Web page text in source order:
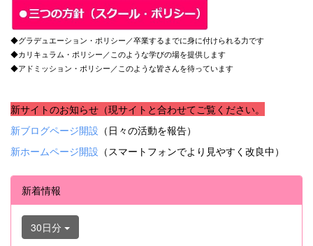
◆グラデュエーション・ポリシー／卒業するまでに身に付けられる力です
◆カリキュラム・ポリシー／このような学びの場を提供します
◆アドミッション・ポリシー／このような皆さんを待っています
新サイトのお知らせ（現サイトと合わせてご覧ください。
新ブログページ開設 （日々の活動を報告）
新ホームページ開設 （スマートフォンでより見やすく改良中）
新着情報
30日分